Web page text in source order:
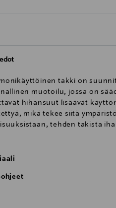
takki on
muotoilu, jossa on
hihansuut lisäävät
mikä tekee siitä
tehden takista